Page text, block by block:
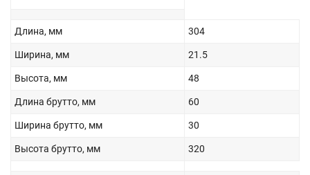
Длина, мм 304
Ширина, мм 21.5
Высота, мм 48
Длина брутто, мм 60
Ширина брутто, мм 30
Высота брутто, мм 320